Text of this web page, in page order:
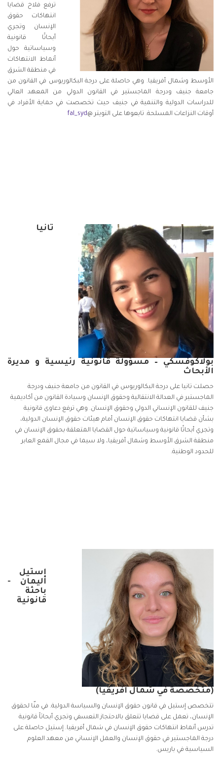
ترفع فلاح قضايا
انتهاكات حقوق
الإنسان وتجري
أبحاثًا قانونية
وسياساتية حول
أنماط الانتهاكات
في منطقة الشرق
الأوسط وشمال أفريقيا. وهي حاصلة على درجة البكالوريوس في القانون من
جامعة جنيف ودرجة الماجستير في القانون الدولي من المعهد العالي
للدراسات الدولية والتنمية في جنيف حيث تخصصت في حماية الأفراد في
أوقات النزاعات المسلحة. تابعوها على التويتر @fal_syd
تانيا
بولاكوفسكي – مسؤولة قانونية رئيسية و مديرة
الأبحاث
حصلت تانيا على درجة البكالوريوس في القانون من جامعة جنيف ودرجة
الماجستير في العدالة الانتقالية وحقوق الإنسان وسيادة القانون من أكاديمية
جنيف للقانون الإنساني الدولي وحقوق الإنسان. وهي ترفع دعاوى قانونية
بشأن قضايا انتهاكات حقوق الإنسان أمام هيئات حقوق الإنسان الدولية،
وتجري أبحاثًا قانونية وسياساتية حول القضايا المتعلقة بحقوق الإنسان في
منطقة الشرق الأوسط وشمال أفريقيا، ولا سيما في مجال القمع العابر
للحدود الوطنية.
إستيل
أليمان -
باحثة
قانونية
(متخصصة في شمال أفريقيا)
تتخصص إستيل في قانون حقوق الإنسان والسياسة الدولية. في منّا لحقوق
الإنسان، تعمل على قضايا تتعلق بالاحتجاز التعسفي وتجري أبحاثاً قانونية
تدرس أنماط انتهاكات حقوق الإنسان في شمال أفريقيا. إستيل حاصلة على
درجة الماجستير في حقوق الإنسان والعمل الإنساني من معهد العلوم
السياسية في باريس.